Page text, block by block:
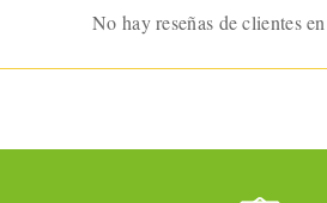
No hay reseñas de clientes